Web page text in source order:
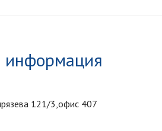
информация
121/3,офис 407